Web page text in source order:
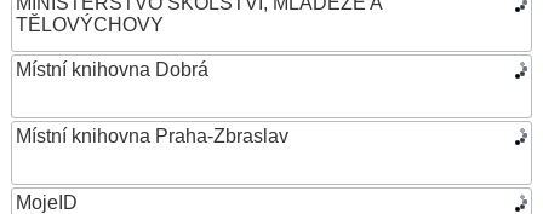
TĚLOVÝCHOVY
Místní knihovna Dobrá
Místní knihovna Praha-Zbraslav
MojeID